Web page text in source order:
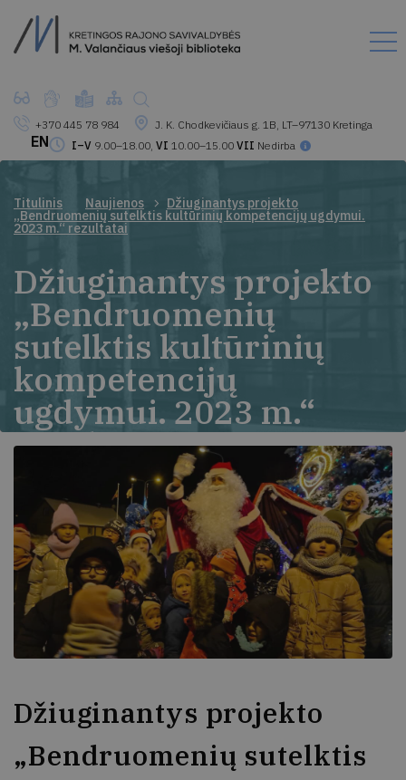
+370 445 78 984
J. K. Chodkevičiaus g. 1B, LT–97130 Kretinga
I–V 9.00–18.00, VI 10.00–15.00 VII Nedirba
EN
Titulinis Naujienos Džiuginantys projekto
„Bendruomenių sutelktis kultūrinių kompetencijų ugdymui.
2023 m.“ rezultatai
Džiuginantys projekto
„Bendruomenių
sutelktis kultūrinių
kompetencijų
ugdymui. 2023 m.“
rezultatai
Džiuginantys projekto
„Bendruomenių sutelktis